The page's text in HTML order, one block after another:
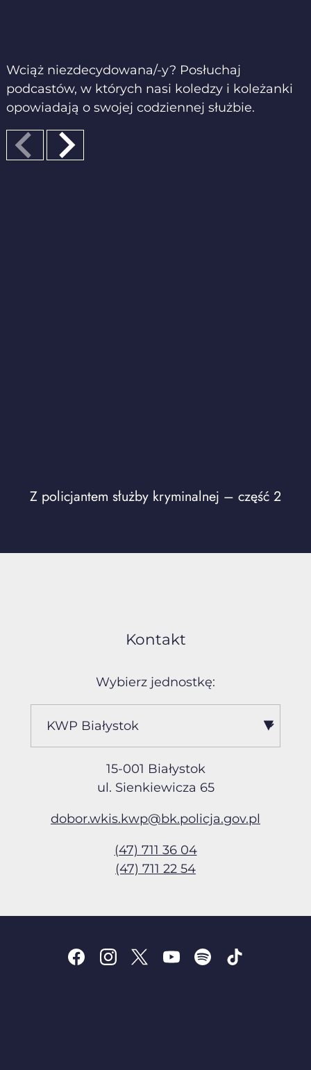
Wciąż niezdecydowana/-y? Posłuchaj
podcastów, w których nasi koledzy i koleżanki
opowiadają o swojej codziennej służbie.
Z policjantem służby kryminalnej – część 2
Kontakt
Wybierz jednostkę:
15-001 Białystok
ul. Sienkiewicza 65
dobor.wkis.kwp@bk.policja.gov.pl
(47) 711 36 04
(47) 711 22 54